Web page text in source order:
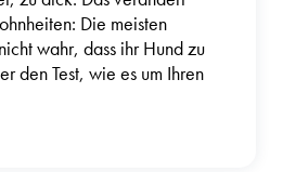
Die meisten
wahr, dass ihr Hund zu
den Test, wie es um Ihren